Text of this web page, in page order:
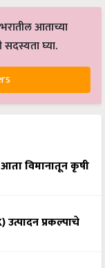
आताच्या
घ्या.
विमानातून कृषी
उत्पादन प्रकल्पाचे